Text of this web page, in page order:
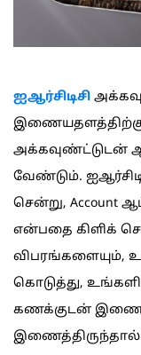
ஐஆர்சிடிசி
வேண்டும்.
சென்று, Account
என்பதை கிளிக்
கொடுத்து,
கணக்குடன்
இணைத்திருந்தால்